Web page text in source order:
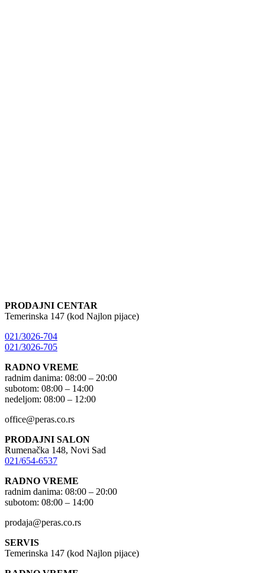
PRODAJNI CENTAR
Temerinska 147 (kod Najlon pijace)
021/3026-704
021/3026-705
RADNO VREME
radnim danima: 08:00 – 20:00
subotom: 08:00 – 14:00
nedeljom: 08:00 – 12:00
office@peras.co.rs
PRODAJNI SALON
Rumenačka 148, Novi Sad
021/654-6537
RADNO VREME
radnim danima: 08:00 – 20:00
subotom: 08:00 – 14:00
prodaja@peras.co.rs
SERVIS
Temerinska 147 (kod Najlon pijace)